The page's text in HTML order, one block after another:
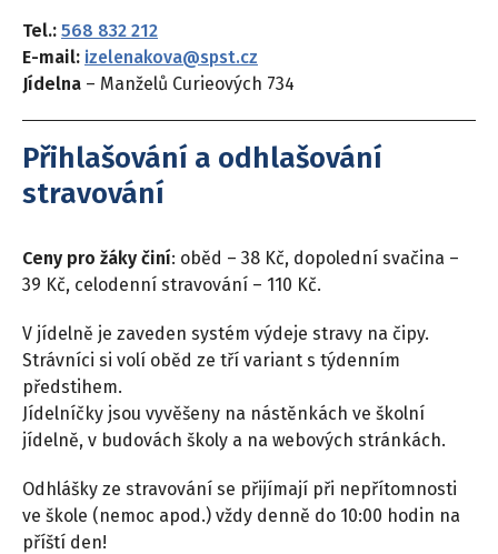
Tel.: 568 832 212
E-mail: izelenakova@spst.cz
Jídelna – Manželů Curieových 734
Přihlašování a odhlašování
stravování
Ceny pro žáky činí: oběd – 38 Kč, dopolední svačina –
39 Kč, celodenní stravování – 110 Kč.
V jídelně je zaveden systém výdeje stravy na čipy.
Strávníci si volí oběd ze tří variant s týdenním
předstihem.
Jídelníčky jsou vyvěšeny na nástěnkách ve školní
jídelně, v budovách školy a na webových stránkách.
Odhlášky ze stravování se přijímají při nepřítomnosti
ve škole (nemoc apod.) vždy denně do 10:00 hodin na
příští den!